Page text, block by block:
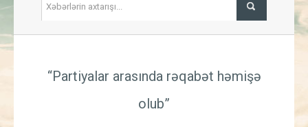
İqtisadiyyat
“Partiyalar arasında rəqabət həmişə
olub”